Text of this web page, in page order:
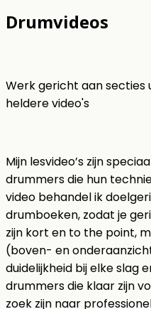
Drumvideos
Werk gericht aan
heldere video's
Mijn lesvideo’s zijn
drummers die hun
video behandel ik
drumboeken, zodat je
zijn kort en to the point,
(boven- en
duidelijkheid bij elke slag
drummers die klaar zijn
zoek zijn naar